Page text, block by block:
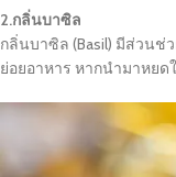
2.กลิ่นบาซิล
กลิ่นบาซิล (Basil) มีส่วนช่
ย่อยอาหาร หากนำมาหย